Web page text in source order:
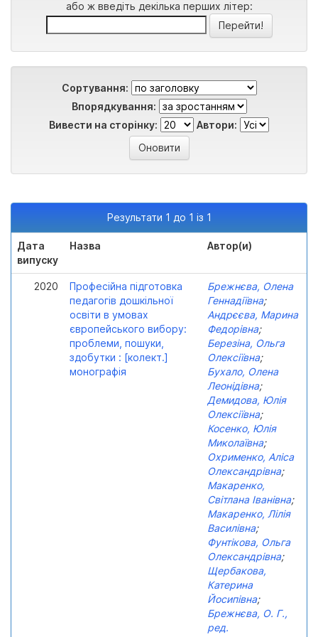
або ж введіть декілька перших літер:
Сортування:
Впорядкування:
Вивести на сторінку:
Автори:
Результати 1 до 1 із 1
Дата
випуску
Назва Автор(и)
2020
Професійна підготовка
педагогів дошкільної
освіти в умовах
європейського вибору:
проблеми, пошуки,
здобутки : [колект.]
монографія
Брежнєва, Олена
Геннадіївна;
Андрєєва, Марина
Федорівна;
Березіна, Ольга
Олексіївна;
Бухало, Олена
Леонідівна;
Демидова, Юлія
Олексіївна;
Косенко, Юлія
Миколаївна;
Охрименко, Аліса
Олександрівна;
Макаренко,
Світлана Іванівна;
Макаренко, Лілія
Василівна;
Фунтікова, Ольга
Олександрівна;
Щербакова,
Катерина
Йосипівна;
Брежнєва, О. Г.,
ред.